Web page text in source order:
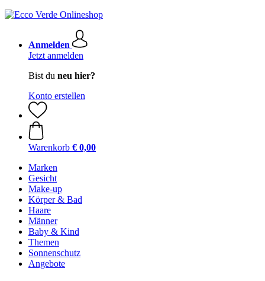
Anmelden
Jetzt anmelden
Bist du neu hier?
Konto erstellen
Warenkorb € 0,00
Marken
Gesicht
Make-up
Körper & Bad
Haare
Männer
Baby & Kind
Themen
Sonnenschutz
Angebote